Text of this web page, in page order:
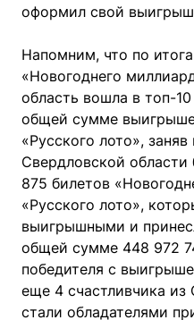
оформил свой
Напомним, что по
«Новогоднего
область вошла в топ-
общей сумме
«Русского лото»,
Свердловской
875 билетов
«Русского лото»,
выигрышными и
общей сумме 448 972
победителя с
еще 4 счастливчика из
стали обладателями